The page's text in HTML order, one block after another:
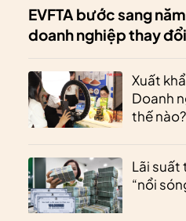
EVFTA bước sang
doanh nghiệp thay
Xuất
Doanh
thế nào?
Lãi suất
“nổi